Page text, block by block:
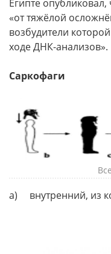
Египте
«от тяжёлой
возбудители
ходе ДНК-анализов».
Саркофаги
a) внутренний, из